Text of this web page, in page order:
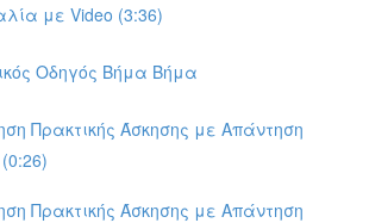
με Video (3:36)
Οδηγός Βήμα Βήμα
Πρακτικής Άσκησης με Απάντηση
Πρακτικής Άσκησης με Απάντηση